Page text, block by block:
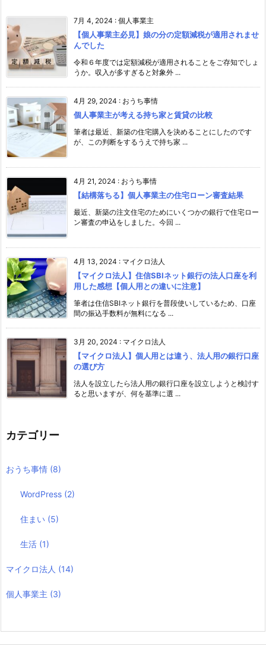
7月 4, 2024 : 個人事業主
【個人事業主必見】娘の分の定額減税が適用されませ
んでした
令和６年度では定額減税が適用されることをご存知でしょ
うか。収入が多すぎると対象外 ...
4月 29, 2024 : おうち事情
個人事業主が考える持ち家と賃貸の比較
筆者は最近、新築の住宅購入を決めることにしたのです
が、この判断をするうえで持ち家 ...
4月 21, 2024 : おうち事情
【結構落ちる】個人事業主の住宅ローン審査結果
最近、新築の注文住宅のためにいくつかの銀行で住宅ロー
ン審査の申込をしました。今回 ...
4月 13, 2024 : マイクロ法人
【マイクロ法人】住信SBIネット銀行の法人口座を利
用した感想【個人用との違いに注意】
筆者は住信SBIネット銀行を普段使いしているため、口座
間の振込手数料が無料になる ...
3月 20, 2024 : マイクロ法人
【マイクロ法人】個人用とは違う、法人用の銀行口座
の選び方
法人を設立したら法人用の銀行口座を設立しようと検討す
ると思いますが、何を基準に選 ...
カテゴリー
おうち事情 (8)
WordPress (2)
住まい (5)
生活 (1)
マイクロ法人 (14)
個人事業主 (3)